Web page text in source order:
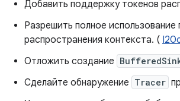
Добавить поддержку токенов
Разрешить полное
распространения контекста. (
Отложить создание
Сделайте обнаружение Tracer